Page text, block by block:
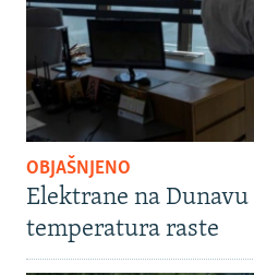
OBJAŠNJENO
Elektrane na
temperatura raste